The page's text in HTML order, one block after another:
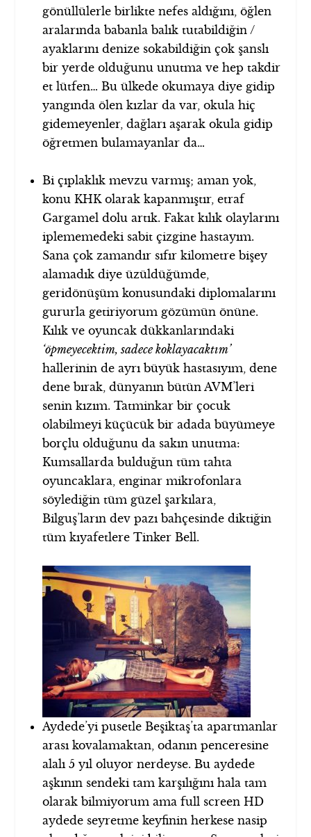
gönüllülerle birlikte nefes aldığını, öğlen
aralarında babanla balık tutabildiğin /
ayaklarını denize sokabildiğin çok şanslı
bir yerde olduğunu unutma ve hep takdir
et lütfen… Bu ülkede okumaya diye gidip
yangında ölen kızlar da var, okula hiç
gidemeyenler, dağları aşarak okula gidip
öğretmen bulamayanlar da…
Bi çıplaklık mevzu varmış; aman yok,
konu KHK olarak kapanmıştır, etraf
Gargamel dolu artık. Fakat kılık olaylarını
iplememedeki sabit çizgine hastayım.
Sana çok zamandır sıfır kilometre bişey
alamadık diye üzüldüğümde,
geridönüşüm konusundaki diplomalarını
gururla getiriyorum gözümün önüne.
Kılık ve oyuncak dükkanlarındaki
‘öpmeyecektim, sadece koklayacaktım’
hallerinin de ayrı büyük hastasıyım, dene
dene bırak, dünyanın bütün AVM’leri
senin kızım. Tatminkar bir çocuk
olabilmeyi küçücük bir adada büyümeye
borçlu olduğunu da sakın unutma:
Kumsallarda bulduğun tüm tahta
oyuncaklara, enginar mikrofonlara
söylediğin tüm güzel şarkılara,
Bilguş’ların dev pazı bahçesinde diktiğin
tüm kıyafetlere Tinker Bell.
Aydede’yi pusetle Beşiktaş’ta apartmanlar
arası kovalamaktan, odanın penceresine
alalı 5 yıl oluyor nerdeyse. Bu aydede
aşkının sendeki tam karşılığını hala tam
olarak bilmiyorum ama full screen HD
aydede seyretme keyfinin herkese nasip